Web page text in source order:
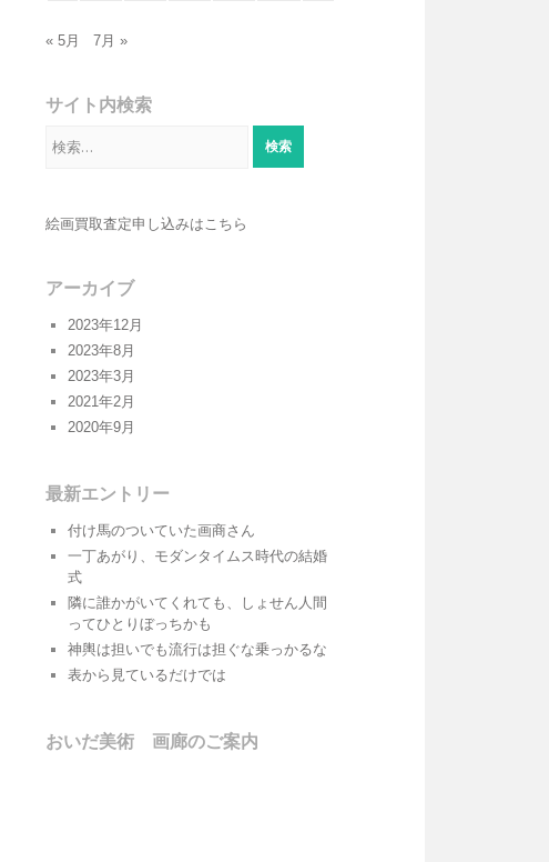
« 5月 7月 »
サイト内検索
索:
絵画買取査定申し込みはこちら
アーカイブ
2023年12月
2023年8月
2023年3月
2021年2月
2020年9月
最新エントリー
付け馬のついていた画商さん
一丁あがり、モダンタイムス時代の結婚
式
隣に誰かがいてくれても、しょせん人間
ってひとりぼっちかも
神輿は担いでも流行は担ぐな乗っかるな
表から見ているだけでは
おいだ美術 画廊のご案内